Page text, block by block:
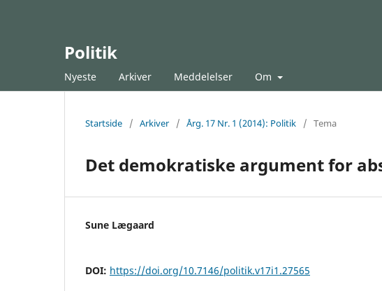
Politik
Nyeste Arkiver Meddelelser Om
Startside / Arkiver / Årg. 17 Nr. 1 (2014): Politik / Tema
Det demokratiske argument for
Sune Lægaard
DOI: https://doi.org/10.7146/politik.v17i1.27565